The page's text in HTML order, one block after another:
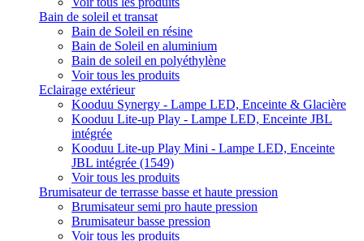
Bain de soleil et transat
Bain de Soleil en résine
Bain de Soleil en aluminium
Bain de soleil en polyéthylène
Voir tous les produits
Eclairage extérieur
Kooduu Synergy - Lampe LED, Enceinte & Glacière
Kooduu Lite-up Play - Lampe LED, Enceinte JBL
intégrée
Kooduu Lite-up Play Mini - Lampe LED, Enceinte
JBL intégrée (1549)
Voir tous les produits
Brumisateur de terrasse basse et haute pression
Brumisateur semi pro haute pression
Brumisateur basse pression
Voir tous les produits